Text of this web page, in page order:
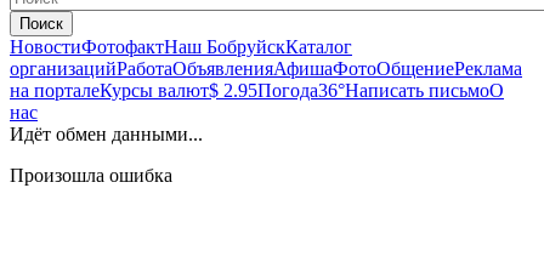
Поиск
НовостиФотофактНаш БобруйскКаталог
организацийРаботаОбъявленияАфишаФотоОбщениеРеклама
на порталеКурсы валют$ 2.95Погода36°Написать письмоО
нас
Идёт обмен данными...
Произошла ошибка